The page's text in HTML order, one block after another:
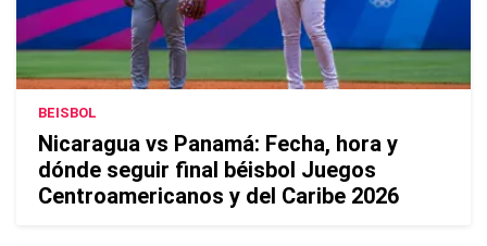
BEISBOL
Nicaragua vs Panamá: Fecha, hora y
dónde seguir final béisbol Juegos
Centroamericanos y del Caribe 2026